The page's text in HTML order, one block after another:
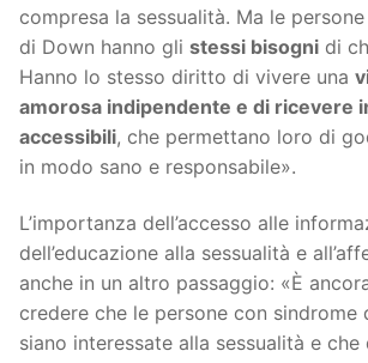
compresa la sessualità. Ma le
di Down hanno gli stessi bisogni di
Hanno lo stesso diritto di vivere una
amorosa indipendente e di ricevere
accessibili, che permettano loro di
in modo sano e responsabile».
L’importanza dell’accesso alle
dell’educazione alla sessualità e
anche in un altro passaggio: «È
credere che le persone con sindrome
siano interessate alla sessualità e che